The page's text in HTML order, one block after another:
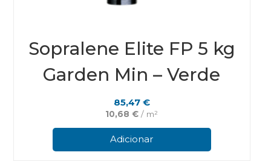
Sopralene Elite FP 5 kg
Garden Min – Verde
85,47 €
10,68€ / m²
Adicionar